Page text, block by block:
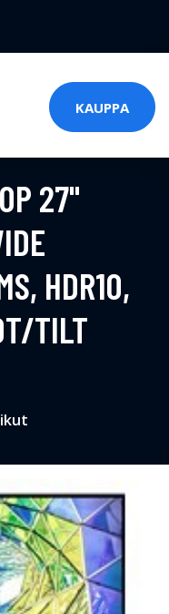
KAUPPA
27"
HDR10,
TILT